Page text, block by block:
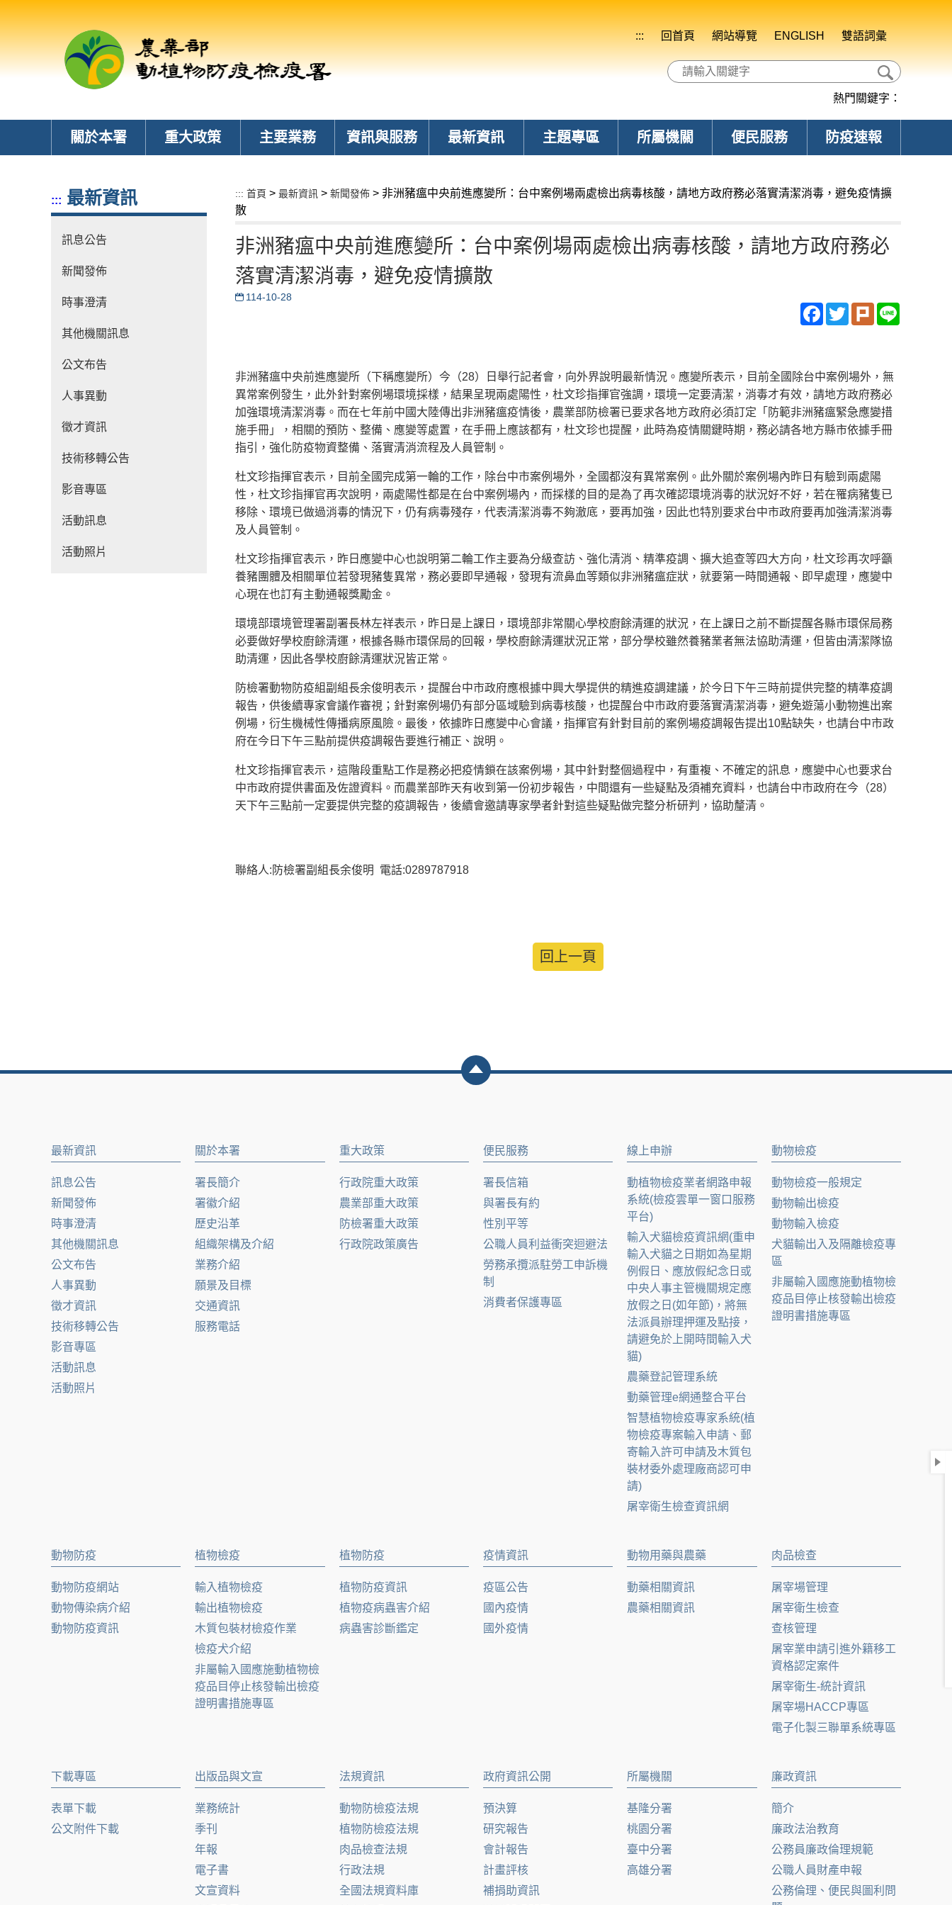
::: 回首頁 網站導覽 ENGLISH 雙語詞彙
熱門關鍵字：
關於本署 重大政策 主要業務 資訊與服務 最新資訊 主題專區 所屬機關 便民服務 防疫速報
::: 最新資訊
訊息公告
新聞發佈
時事澄清
其他機關訊息
公文布告
人事異動
徵才資訊
技術移轉公告
影音專區
活動訊息
活動照片
::: 首頁 > 最新資訊 > 新聞發佈 > 非洲豬瘟中央前進應變所：台中案例場兩處檢出病毒核酸，請地方政府務必落實清潔消毒，避免疫情擴
散
非洲豬瘟中央前進應變所：台中案例場兩處檢出病毒核酸，請地方政府務必
落實清潔消毒，避免疫情擴散
114-10-28
Facebook
TwitterPlurk
非洲豬瘟中央前進應變所（下稱應變所）今（28）日舉行記者會，向外界說明最新情況。應變所表示，目前全國除台中案例場外，無
異常案例發生，此外針對案例場環境採樣，結果呈現兩處陽性，杜文珍指揮官強調，環境一定要清潔，消毒才有效，請地方政府務必
加強環境清潔消毒。而在七年前中國大陸傳出非洲豬瘟疫情後，農業部防檢署已要求各地方政府必須訂定「防範非洲豬瘟緊急應變措
施手冊」，相關的預防、整備、應變等處置，在手冊上應該都有，杜文珍也提醒，此時為疫情關鍵時期，務必請各地方縣市依據手冊
指引，強化防疫物資整備、落實清消流程及人員管制。
杜文珍指揮官表示，目前全國完成第一輪的工作，除台中市案例場外，全國都沒有異常案例。此外關於案例場內昨日有驗到兩處陽
性，杜文珍指揮官再次說明，兩處陽性都是在台中案例場內，而採樣的目的是為了再次確認環境消毒的狀況好不好，若在罹病豬隻已
移除、環境已做過消毒的情況下，仍有病毒殘存，代表清潔消毒不夠澈底，要再加強，因此也特別要求台中市政府要再加強清潔消毒
及人員管制。
杜文珍指揮官表示，昨日應變中心也說明第二輪工作主要為分級查訪、強化清消、精準疫調、擴大追查等四大方向，杜文珍再次呼籲
養豬團體及相關單位若發現豬隻異常，務必要即早通報，發現有流鼻血等類似非洲豬瘟症狀，就要第一時間通報、即早處理，應變中
心現在也訂有主動通報獎勵金。
環境部環境管理署副署長林左祥表示，昨日是上課日，環境部非常關心學校廚餘清運的狀況，在上課日之前不斷提醒各縣市環保局務
必要做好學校廚餘清運，根據各縣市環保局的回報，學校廚餘清運狀況正常，部分學校雖然養豬業者無法協助清運，但皆由清潔隊協
助清運，因此各學校廚餘清運狀況皆正常。
防檢署動物防疫組副組長余俊明表示，提醒台中市政府應根據中興大學提供的精進疫調建議，於今日下午三時前提供完整的精準疫調
報告，供後續專家會議作審視；針對案例場仍有部分區域驗到病毒核酸，也提醒台中市政府要落實清潔消毒，避免遊蕩小動物進出案
例場，衍生機械性傳播病原風險。最後，依據昨日應變中心會議，指揮官有針對目前的案例場疫調報告提出10點缺失，也請台中市政
府在今日下午三點前提供疫調報告要進行補正、說明。
杜文珍指揮官表示，這階段重點工作是務必把疫情鎖在該案例場，其中針對整個過程中，有重複、不確定的訊息，應變中心也要求台
中市政府提供書面及佐證資料。而農業部昨天有收到第一份初步報告，中間還有一些疑點及須補充資料，也請台中市政府在今（28）
天下午三點前一定要提供完整的疫調報告，後續會邀請專家學者針對這些疑點做完整分析研判，協助釐清。
聯絡人:防檢署副組長余俊明 電話:0289787918
回上一頁
最新資訊
訊息公告
新聞發佈
時事澄清
其他機關訊息
公文布告
人事異動
徵才資訊
技術移轉公告
影音專區
活動訊息
活動照片
關於本署
署長簡介
署徽介紹
歷史沿革
組織架構及介紹
業務介紹
願景及目標
交通資訊
服務電話
重大政策
行政院重大政策
農業部重大政策
防檢署重大政策
行政院政策廣告
便民服務
署長信箱
與署長有約
性別平等
公職人員利益衝突迴避法
勞務承攬派駐勞工申訴機
制
消費者保護專區
線上申辦
動植物檢疫業者網路申報
系統(檢疫雲單一窗口服務
平台)
輸入犬貓檢疫資訊網(重申
輸入犬貓之日期如為星期
例假日、應放假紀念日或
中央人事主管機關規定應
放假之日(如年節)，將無
法派員辦理押運及點接，
請避免於上開時間輸入犬
貓)
農藥登記管理系統
動藥管理e網通整合平台
智慧植物檢疫專家系統(植
物檢疫專案輸入申請、郵
寄輸入許可申請及木質包
裝材委外處理廠商認可申
請)
屠宰衛生檢查資訊網
動物檢疫
動物檢疫一般規定
動物輸出檢疫
動物輸入檢疫
犬貓輸出入及隔離檢疫專
區
非屬輸入國應施動植物檢
疫品目停止核發輸出檢疫
證明書措施專區
動物防疫
動物防疫網站
動物傳染病介紹
動物防疫資訊
植物檢疫
輸入植物檢疫
輸出植物檢疫
木質包裝材檢疫作業
檢疫犬介紹
非屬輸入國應施動植物檢
疫品目停止核發輸出檢疫
證明書措施專區
植物防疫
植物防疫資訊
植物疫病蟲害介紹
病蟲害診斷鑑定
疫情資訊
疫區公告
國內疫情
國外疫情
動物用藥與農藥
動藥相關資訊
農藥相關資訊
肉品檢查
屠宰場管理
屠宰衛生檢查
查核管理
屠宰業申請引進外籍移工
資格認定案件
屠宰衛生-統計資訊
屠宰場HACCP專區
電子化製三聯單系統專區
下載專區
表單下載
公文附件下載
出版品與文宣
業務統計
季刊
年報
電子書
文宣資料
法規資訊
動物防檢疫法規
植物防檢疫法規
肉品檢查法規
行政法規
全國法規資料庫
政府資訊公開
預決算
研究報告
會計報告
計畫評核
補捐助資訊
所屬機關
基隆分署
桃園分署
臺中分署
高雄分署
廉政資訊
簡介
廉政法治教育
公務員廉政倫理規範
公職人員財產申報
公務倫理、便民與圖利問